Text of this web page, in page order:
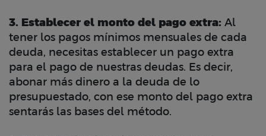
3. Establecer el monto del pago extra: Al
tener los pagos mínimos mensuales de cada
deuda, necesitas establecer un pago extra
para el pago de nuestras deudas. Es decir,
abonar más dinero a la deuda de lo
presupuestado, con ese monto del pago extra
sentarás las bases del método.